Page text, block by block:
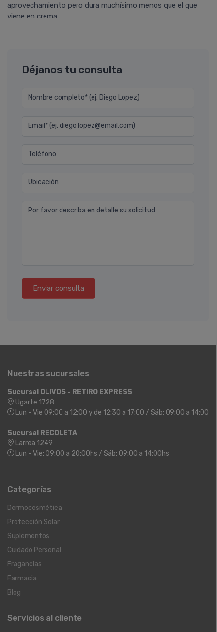
aprovechamiento pero dura muchísimo menos que el que
viene en crema.
Déjanos tu consulta
Nombre completo* (ej. Diego Lopez)
Email* (ej. diego.lopez@email.com)
Teléfono
Ubicación
Por favor describa en detalle su solicitud
Enviar consulta
Nuestras sucursales
Sucursal OLIVOS - RETIRO EXPRESS
Ugarte 1728
Lun - Vie 09:00 a 12:00 y de 12:30 a 17:00 / Sáb: 09:00 a 14:00
Sucursal RECOLETA
Larrea 1249
Lun - Vie: 09:00 a 20:00hs / Sáb: 09:00 a 14:00hs
Categorías
Dermocosmética
Protección Solar
Suplementos
Cuidado Personal
Fragancias
Farmacia
Blog
Servicios al cliente